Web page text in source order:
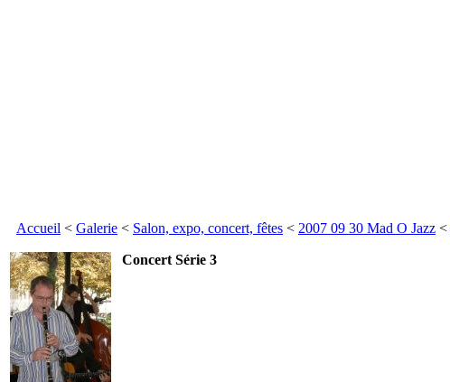
Accueil < Galerie < Salon, expo, concert, fêtes < 2007 09 30 Mad O Jazz <
Concert Série 3